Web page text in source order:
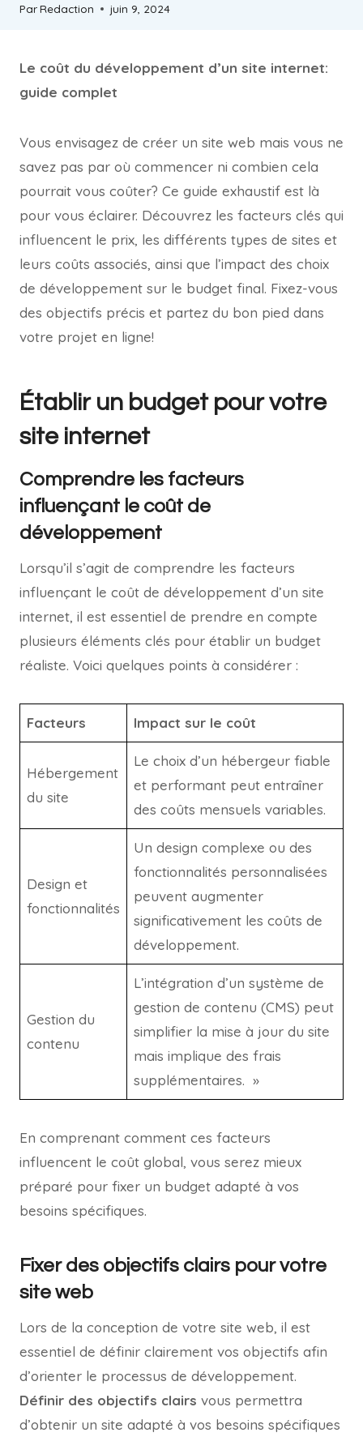
ParRedaction juin 9, 2024
Le coût du développement d’un site internet:
guide complet
Vous envisagez de créer un site web mais vous ne
savez pas par où commencer ni combien cela
pourrait vous coûter? Ce guide exhaustif est là
pour vous éclairer. Découvrez les facteurs clés qui
influencent le prix, les différents types de sites et
leurs coûts associés, ainsi que l’impact des choix
de développement sur le budget final. Fixez-vous
des objectifs précis et partez du bon pied dans
votre projet en ligne!
Établir un budget pour votre
site internet
Comprendre les facteurs
influençant le coût de
développement
Lorsqu’il s’agit de comprendre les facteurs
influençant le coût de développement d’un site
internet, il est essentiel de prendre en compte
plusieurs éléments clés pour établir un budget
réaliste. Voici quelques points à considérer :
Facteurs Impact sur le coût
Hébergement
du site
Le choix d’un hébergeur fiable
et performant peut entraîner
des coûts mensuels variables.
Design et
fonctionnalités
Un design complexe ou des
fonctionnalités personnalisées
peuvent augmenter
significativement les coûts de
développement.
Gestion du
contenu
L’intégration d’un système de
gestion de contenu (CMS) peut
simplifier la mise à jour du site
mais implique des frais
supplémentaires. »
En comprenant comment ces facteurs
influencent le coût global, vous serez mieux
préparé pour fixer un budget adapté à vos
besoins spécifiques.
Fixer des objectifs clairs pour votre
site web
Lors de la conception de votre site web, il est
essentiel de définir clairement vos objectifs afin
d’orienter le processus de développement.
Définir des objectifs clairs vous permettra
d’obtenir un site adapté à vos besoins spécifiques